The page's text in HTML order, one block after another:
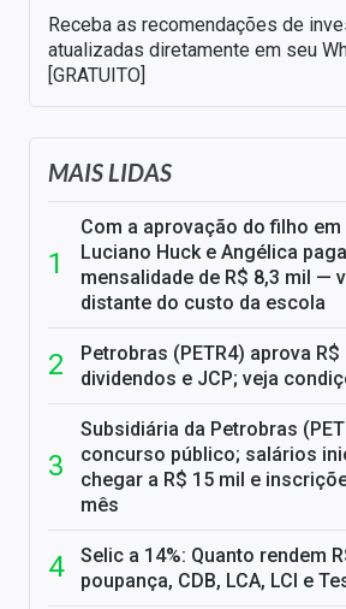
Receba as recomendações de
atualizadas diretamente em seu
[GRATUITO]
MAIS LIDAS
Com a aprovação do filho
Luciano Huck e Angélica
mensalidade de R$ 8,3 mil —
distante do custo da escola
Petrobras (PETR4) aprova
dividendos e JCP; veja
Subsidiária da Petrobras
concurso público; salários
chegar a R$ 15 mil e
mês
Selic a 14%: Quanto rendem
poupança, CDB, LCA, LCI e